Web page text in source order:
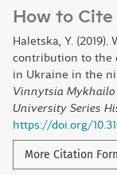
How to Cite
Haletska, Y.
contribution to the
in Ukraine in the
Vinnytsia Mykhailo
University Series
https://doi.org/
More Citation